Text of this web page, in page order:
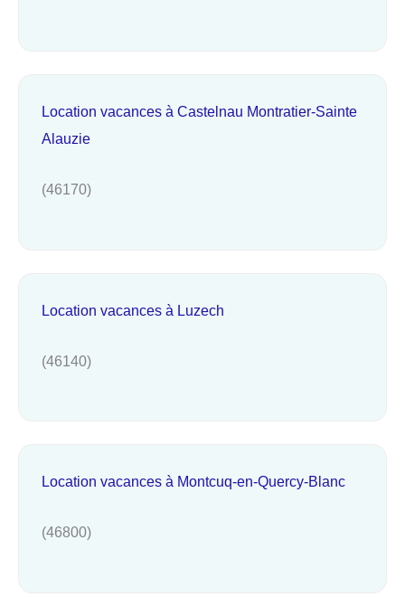
Location vacances à Castelnau Montratier-Sainte
Alauzie
(46170)
Location vacances à Luzech
(46140)
Location vacances à Montcuq-en-Quercy-Blanc
(46800)